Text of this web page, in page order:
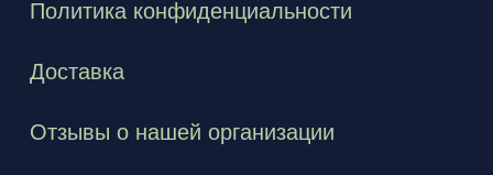
Политика конфиденциальности
Доставка
Отзывы о нашей организации